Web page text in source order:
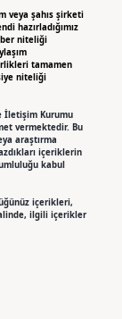
veya şahıs şirketi
hazırladığımız
niteliği
tamamen
niteliği
İletişim Kurumu
vermektedir. Bu
araştırma
içeriklerin
kabul
içerikleri,
ilgili içerikler